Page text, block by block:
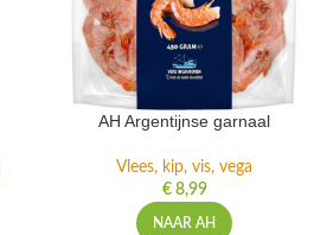
AH Argentijnse garnaal
Vlees, kip, vis, vega
€8,99
NAAR AH